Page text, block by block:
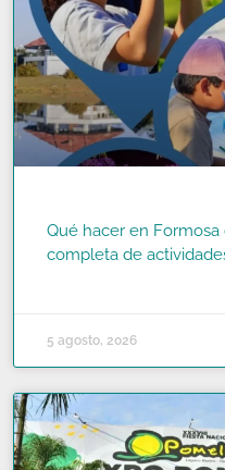
Qué hacer en
completa de
5 agosto, 2026